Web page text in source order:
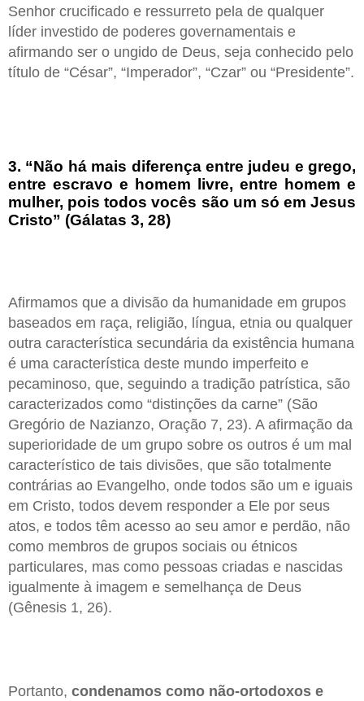
Senhor crucificado e ressurreto pela de qualquer
líder investido de poderes governamentais e
afirmando ser o ungido de Deus, seja conhecido pelo
título de “César”, “Imperador”, “Czar” ou “Presidente”.
3. “Não há mais diferença entre judeu e grego,
entre escravo e homem livre, entre homem e
mulher, pois todos vocês são um só em Jesus
Cristo” (Gálatas 3, 28)
Afirmamos que a divisão da humanidade em grupos
baseados em raça, religião, língua, etnia ou qualquer
outra característica secundária da existência humana
é uma característica deste mundo imperfeito e
pecaminoso, que, seguindo a tradição patrística, são
caracterizados como “distinções da carne” (São
Gregório de Nazianzo, Oração 7, 23). A afirmação da
superioridade de um grupo sobre os outros é um mal
característico de tais divisões, que são totalmente
contrárias ao Evangelho, onde todos são um e iguais
em Cristo, todos devem responder a Ele por seus
atos, e todos têm acesso ao seu amor e perdão, não
como membros de grupos sociais ou étnicos
particulares, mas como pessoas criadas e nascidas
igualmente à imagem e semelhança de Deus
(Gênesis 1, 26).
Portanto, condenamos como não-ortodoxos e